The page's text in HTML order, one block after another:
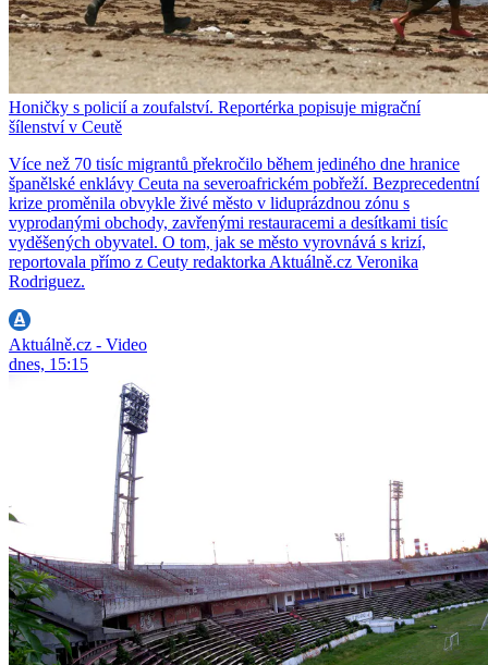
Honičky s policií a zoufalství. Reportérka popisuje migrační
šílenství v Ceutě
Více než 70 tisíc migrantů překročilo během jediného dne hranice
španělské enklávy Ceuta na severoafrickém pobřeží. Bezprecedentní
krize proměnila obvykle živé město v liduprázdnou zónu s
vyprodanými obchody, zavřenými restauracemi a desítkami tisíc
vyděšených obyvatel. O tom, jak se město vyrovnává s krizí,
reportovala přímo z Ceuty redaktorka Aktuálně.cz Veronika
Rodriguez.
Aktuálně.cz - Video
dnes, 15:15